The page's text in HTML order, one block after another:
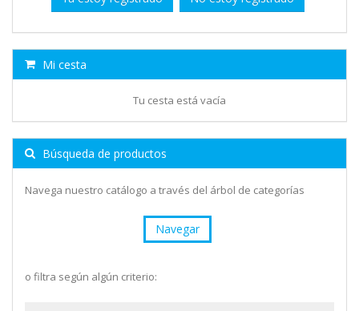
Mi cesta
Tu cesta está vacía
Búsqueda de productos
Navega nuestro catálogo a través del árbol de categorías
Navegar
o filtra según algún criterio: